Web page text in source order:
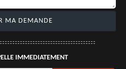
IMMEDIATEMENT